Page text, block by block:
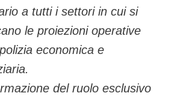
a tutti i settori in cui si
le proiezioni operative
economica e
del ruolo esclusivo